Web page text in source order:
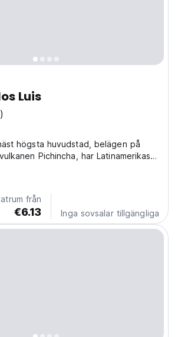
Luis
högsta huvudstad, belägen på
Pichincha, har Latinamerikas
rymmer kyrkor, museer och
från
€6.13 Inga sovsalar tillgängliga